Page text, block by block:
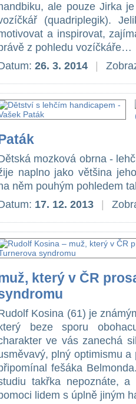
ale pouze Jirka
(quadriplegik).
a inspirovat,
z pohledu vozíčkáře…
26. 3. 2014
mozková obrna -
naplno jako většina
něm pouhým pohledem
17. 12. 2013
který v ČR
Kosina (61) je
beze sporu
ve vás zanechá
plný optimismu
fešáka
takřka nepoznáte,
lidem s úplně jiným